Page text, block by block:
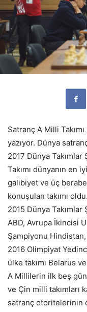
Satranç A Milli
yazıyor. Dünya
2017 Dünya Takımlar
Takımı dünyanın en
galibiyet ve üç
konuşulan takımı
2015 Dünya
ABD, Avrupa İkincisi
Şampiyonu
2016 Olimpiyat
ülke takımı Belarus
A Millilerin ilk beş
ve Çin milli takımları
satranç otoritelerinin